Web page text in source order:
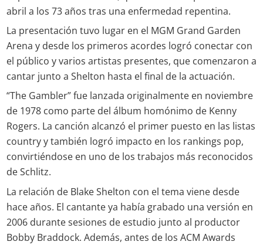
abril a los 73 años tras una enfermedad repentina.
La presentación tuvo lugar en el MGM Grand Garden
Arena y desde los primeros acordes logró conectar con
el público y varios artistas presentes, que comenzaron a
cantar junto a Shelton hasta el final de la actuación.
“The Gambler” fue lanzada originalmente en noviembre
de 1978 como parte del álbum homónimo de Kenny
Rogers. La canción alcanzó el primer puesto en las listas
country y también logró impacto en los rankings pop,
convirtiéndose en uno de los trabajos más reconocidos
de Schlitz.
La relación de Blake Shelton con el tema viene desde
hace años. El cantante ya había grabado una versión en
2006 durante sesiones de estudio junto al productor
Bobby Braddock. Además, antes de los ACM Awards